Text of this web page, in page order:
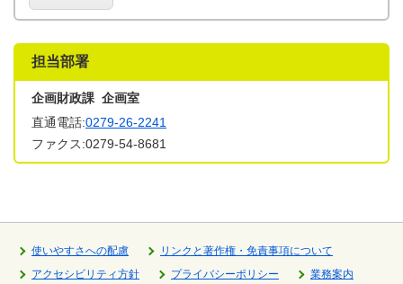
担当部署
企画財政課 企画室
直通電話:0279-26-2241
ファクス:0279-54-8681
使いやすさへの配慮
リンクと著作権・免責事項について
アクセシビリティ方針
プライバシーポリシー 業務案内